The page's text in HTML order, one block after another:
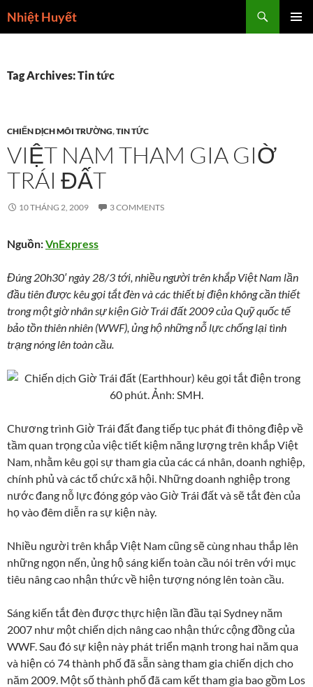
toNhiệt Huyết
Tag Archives: Tin tức
CHIẾN DỊCH MÔI TRƯỜNG,TIN TỨC
VIỆT NAM THAM GIA GIỜ
TRÁI ĐẤT
10 THÁNG 2, 2009 3 COMMENTS
Nguồn:VnExpress
Đúng 20h30′ ngày 28/3 tới, nhiều người trên khắp Việt Nam lần
đầu tiên được kêu gọi tắt đèn và các thiết bị điện không cần thiết
trong một giờ nhân sự kiện Giờ Trái đất 2009 của Quỹ quốc tế
bảo tồn thiên nhiên (WWF), ủng hộ những nỗ lực chống lại tình
trạng nóng lên toàn cầu.
Chương trình Giờ Trái đất đang tiếp tục phát đi thông điệp về
tầm quan trọng của việc tiết kiệm năng lượng trên khắp Việt
Nam, nhằm kêu gọi sự tham gia của các cá nhân, doanh nghiệp,
chính phủ và các tổ chức xã hội. Những doanh nghiệp trong
nước đang nỗ lực đóng góp vào Giờ Trái đất và sẽ tắt đèn của
họ vào đêm diễn ra sự kiện này.
Nhiều người trên khắp Việt Nam cũng sẽ cùng nhau thắp lên
những ngọn nến, ủng hộ sáng kiến toàn cầu nói trên với mục
tiêu nâng cao nhận thức về hiện tượng nóng lên toàn cầu.
Sáng kiến tắt đèn được thực hiện lần đầu tại Sydney năm
2007 như một chiến dịch nâng cao nhận thức cộng đồng của
WWF. Sau đó sự kiện này phát triển mạnh trong hai năm qua
và hiện có 74 thành phố đã sẵn sàng tham gia chiến dịch cho
năm 2009. Một số thành phố đã cam kết tham gia bao gồm Los